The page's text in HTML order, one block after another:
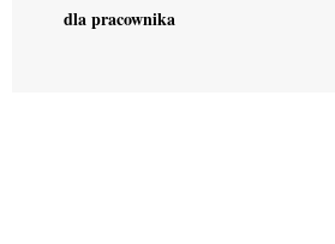
dla pracownika